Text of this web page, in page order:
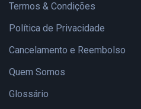
Termos & Condições
Política de Privacidade
Cancelamento e Reembolso
Quem Somos
Glossário